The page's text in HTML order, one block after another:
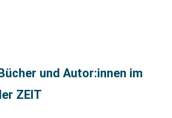
und Autor:innen im
ZEIT